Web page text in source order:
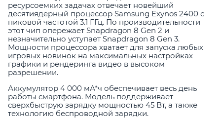
ресурсоемких задачах отвечает новейший
десятиядерный процессор Samsung Exynos 2400 с
пиковой частотой 3.1 ГГц. По производительности
этот чип опережает Snapdragon 8 Gen 2 и
незначительно уступает Snapdragon 8 Gen 3.
Мощности процессора хватает для запуска любых
игровых новинок на максимальных настройках
графики и рендеринга видео в высоком
разрешении.
Аккумулятор 4 000 мА*ч обеспечивает весь день
работы смартфона. Модель поддерживает
сверхбыструю зарядку мощностью 45 Вт, а также
технологию беспроводной зарядки.